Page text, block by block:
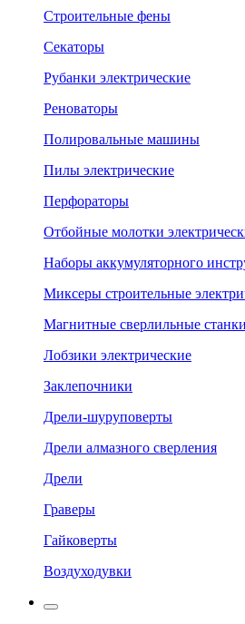
Строительные фены
Секаторы
Рубанки электрические
Реноваторы
Полировальные машины
Пилы электрические
Перфораторы
Отбойные молотки
Наборы аккумуляторного
Миксеры строительные
Магнитные сверлильные
Лобзики электрические
Заклепочники
Дрели-шуруповерты
Дрели алмазного сверления
Дрели
Граверы
Гайковерты
Воздуходувки